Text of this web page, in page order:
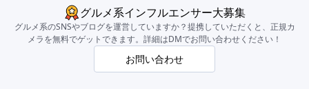
グルメ系インフルエンサー大募集
グルメ系のSNSやブログを運営していますか？提携していただくと、正規カ
メラを無料でゲットできます。詳細はDMでお問い合わせください！
お問い合わせ